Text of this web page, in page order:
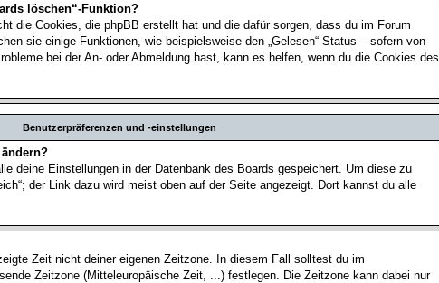
löschen“-Funktion?
die Cookies, die phpBB erstellt hat und die dafür sorgen, dass du im Forum
sie einige Funktionen, wie beispielsweise den „Gelesen“-Status – sofern von
bei der An- oder Abmeldung hast, kann es helfen, wenn du die Cookies des
Benutzerpräferenzen und -einstellungen
deine Einstellungen in der Datenbank des Boards gespeichert. Um diese zu
der Link dazu wird meist oben auf der Seite angezeigt. Dort kannst du alle
Zeit nicht deiner eigenen Zeitzone. In diesem Fall solltest du im
Zeitzone (Mitteleuropäische Zeit, ...) festlegen. Die Zeitzone kann dabei nur